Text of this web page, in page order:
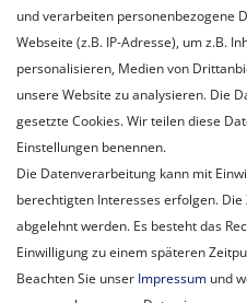
Registrieren
Login
Unternehmen
Unser Ballon-Lieferservice
Unsere Mitarbeiter
Datenschutzerklärung
AGB
Impressum
und verarbeiten personenbezogene
Webseite (z.B. IP-Adresse), um z.B.
personalisieren, Medien von
unsere Website zu analysieren. Die
gesetzte Cookies. Wir teilen diese
Einstellungen benennen.
Die Datenverarbeitung kann mit
berechtigten Interesses erfolgen.
abgelehnt werden. Es besteht das
Einwilligung zu einem späteren
Beachten Sie unser Impressum und